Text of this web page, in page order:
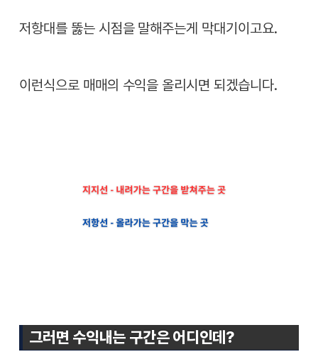
저항대를 뚫는 시점을 말해주는게 막대기이고요.
이런식으로 매매의 수익을 올리시면 되겠습니다.
그러면 수익내는 구간은 어디인데?